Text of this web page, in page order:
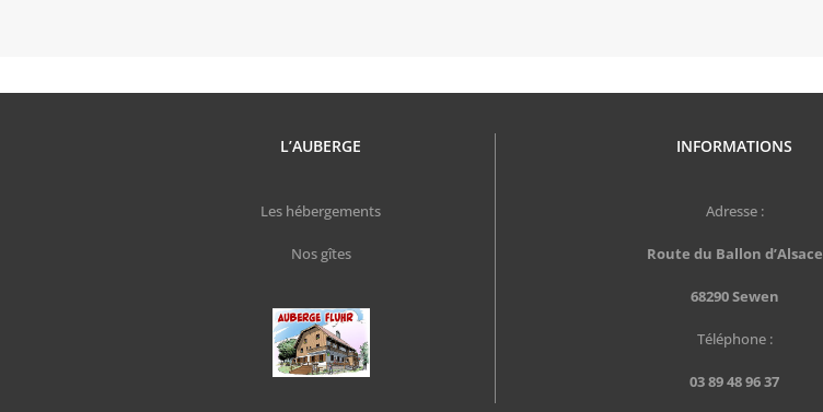
L’AUBERGE
Les hébergements
Nos gîtes
INFORMATIONS
Adresse :
Route du Ballon d’Alsace
68290 Sewen
Téléphone :
03 89 48 96 37